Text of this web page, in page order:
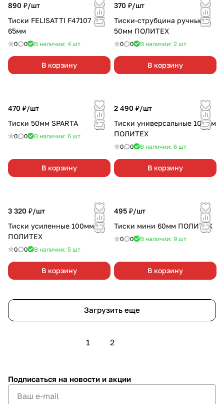
890 ₽/шт
Тиски FELISATTI F47107
65мм
0 0 В наличии: 4 шт
В корзину
370 ₽/шт
Тиски-струбцина ручные
50мм ПОЛИТЕХ
0 0 В наличии: 2 шт
В корзину
470 ₽/шт
Тиски 50мм SPARTA
0 0 В наличии: 6 шт
В корзину
2 490 ₽/шт
Тиски универсальные 100мм
ПОЛИТЕХ
0 0 В наличии: 6 шт
В корзину
3 320 ₽/шт
Тиски усиленные 100мм
ПОЛИТЕХ
0 0 В наличии: 5 шт
В корзину
495 ₽/шт
Тиски мини 60мм ПОЛИТЕХ
0 0 В наличии: 9 шт
В корзину
Загрузить еще
1 2
Подписаться на новости и акции